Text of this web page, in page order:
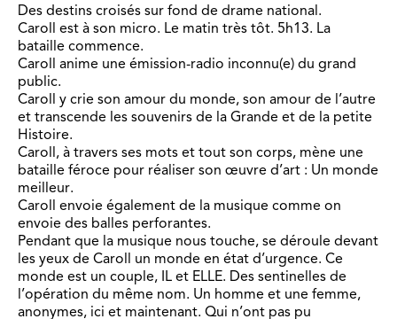
Des destins croisés sur fond de drame national.
Caroll est à son micro. Le matin très tôt. 5h13. La
bataille commence.
Caroll anime une émission-radio inconnu(e) du grand
public.
Caroll y crie son amour du monde, son amour de l’autre
et transcende les souvenirs de la Grande et de la petite
Histoire.
Caroll, à travers ses mots et tout son corps, mène une
bataille féroce pour réaliser son œuvre d’art : Un monde
meilleur.
Caroll envoie également de la musique comme on
envoie des balles perforantes.
Pendant que la musique nous touche, se déroule devant
les yeux de Caroll un monde en état d’urgence. Ce
monde est un couple, IL et ELLE. Des sentinelles de
l’opération du même nom. Un homme et une femme,
anonymes, ici et maintenant. Qui n’ont pas pu